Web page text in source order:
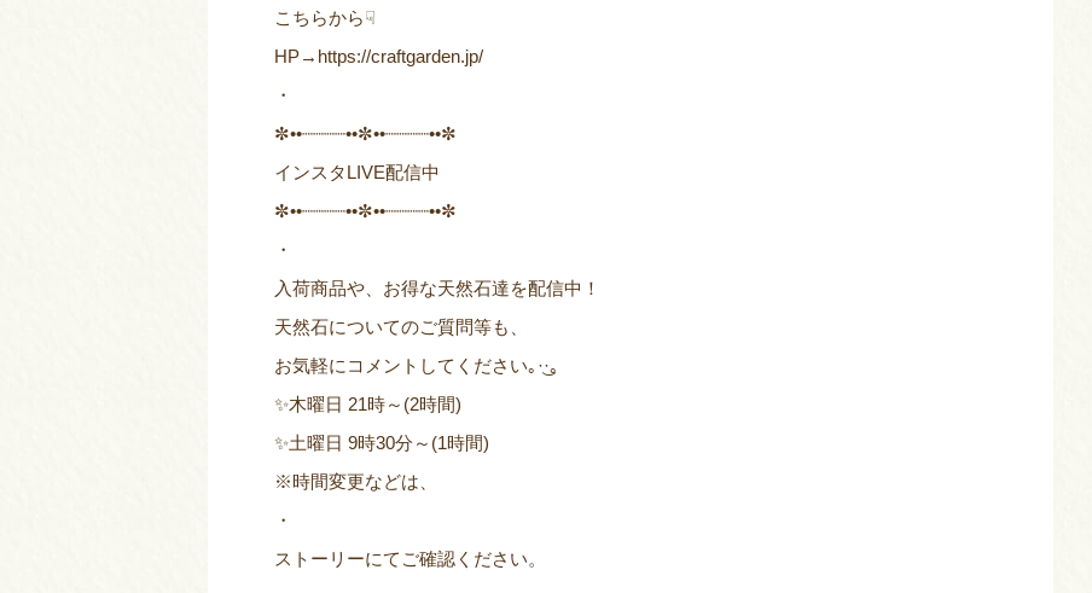
こちらから☟
HP→ https://craftgarden.jp/
・
✼••┈┈┈┈••✼••┈┈┈┈••✼
インスタLIVE配信中
✼••┈┈┈┈••✼••┈┈┈┈••✼
・
入荷商品や、お得な天然石達を配信中！
天然石についてのご質問等も、
お気軽にコメントしてください｡·͜·｡
✨木曜日 21時～(2時間)
✨土曜日 9時30分～(1時間)
※時間変更などは、
・
ストーリーにてご確認ください。